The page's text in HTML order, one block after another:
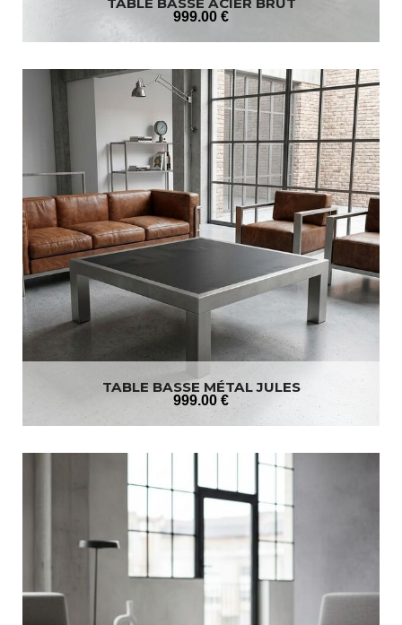
999.00 €
TABLE BASSE MÉTAL JULES
999.00 €